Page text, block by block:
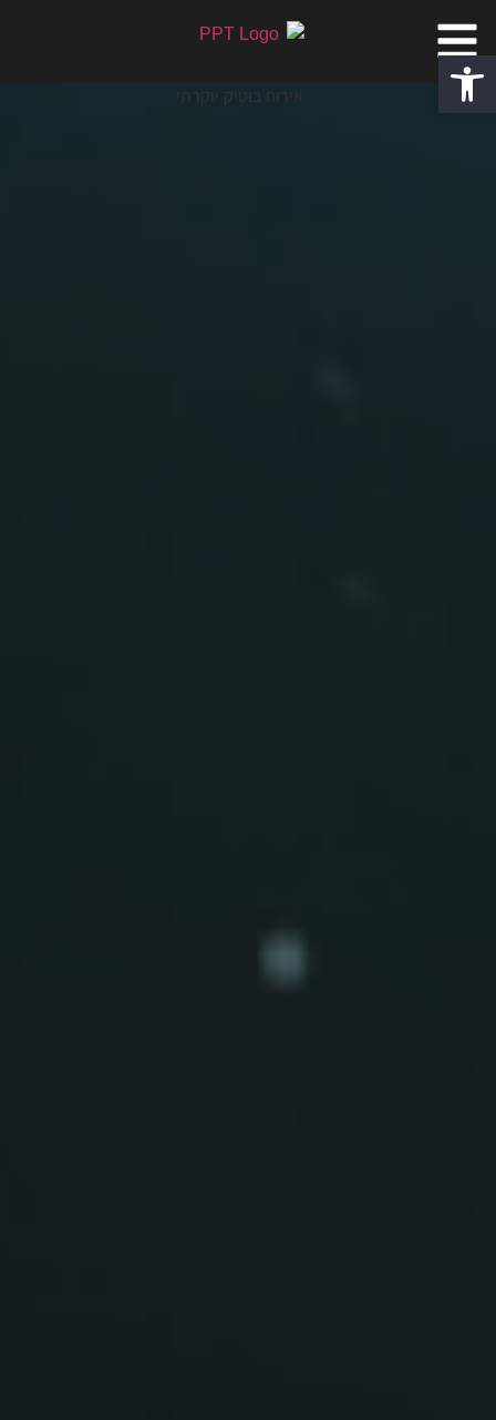
פתח סרגל נגישות